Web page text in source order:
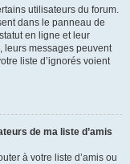
utilisateurs du forum.
dans le panneau de
en ligne et leur
leurs messages peuvent
liste d’ignorés voient
de ma liste d’amis
à votre liste d’amis ou